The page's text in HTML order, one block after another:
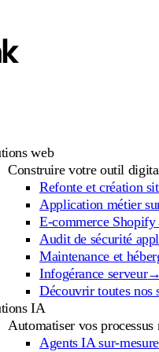
web
Construire votre outil
Refonte et création
Application métier
E-commerce Shopify
Audit de sécurité
Maintenance et
Infogérance serveur→
Découvrir toutes nos
IA
Automatiser vos processus
Agents IA sur-mesure